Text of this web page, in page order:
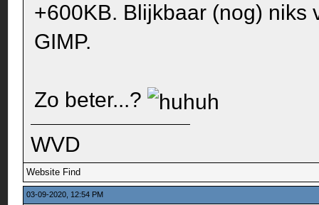
+600KB. Blijkbaar (nog) niks
GIMP.
Zo beter...?
WVD
Website Find
03-09-2020, 12:54 PM